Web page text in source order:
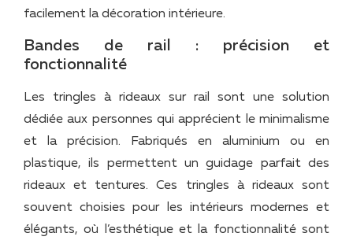
facilement la décoration intérieure.
Bandes de rail : précision et
fonctionnalité
Les tringles à rideaux sur rail sont une solution
dédiée aux personnes qui apprécient le minimalisme
et la précision. Fabriqués en aluminium ou en
plastique, ils permettent un guidage parfait des
rideaux et tentures. Ces tringles à rideaux sont
souvent choisies pour les intérieurs modernes et
élégants, où l’esthétique et la fonctionnalité sont